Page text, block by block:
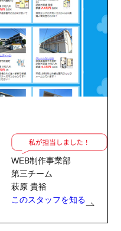
WEB制作事業部
第三チーム
萩原 貴裕
このスタッフを知る